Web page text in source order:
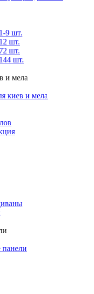
9 шт.
шт.
шт.
шт.
и мела
киев и мела